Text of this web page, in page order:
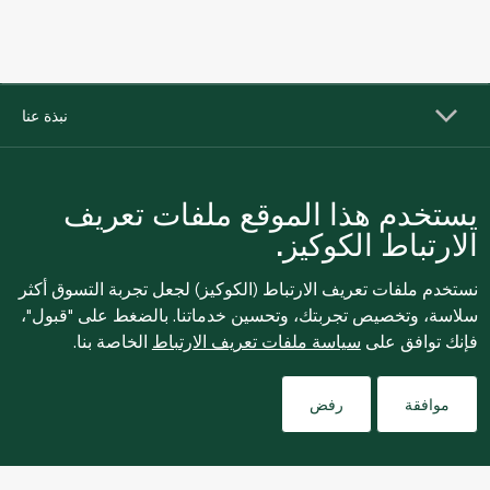
نبذة عنا
يستخدم هذا الموقع ملفات تعريف
الارتباط الكوكيز.
نستخدم ملفات تعريف الارتباط (الكوكيز) لجعل تجربة التسوق أكثر
سلاسة، وتخصيص تجربتك، وتحسين خدماتنا. بالضغط على "قبول"،
فإنك توافق على سياسة ملفات تعريف الارتباط الخاصة بنا.
موافقة رفض